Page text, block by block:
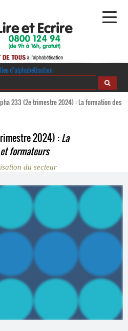
Alphabétisation
journaldelalpha.be
Comprendre et parler
Bienvenue en Belgique
Espace presse
Contacts
Trouver un lieu d’alphabétisation
d’alphabétisation
233 (2e trimestre 2024) : La formation des
2024) :La
formateurs
du secteur